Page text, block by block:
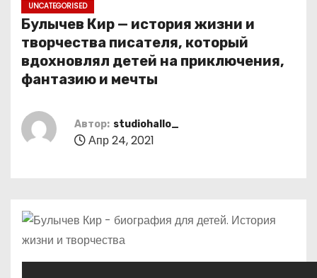
UNCATEGORISED
Булычев Кир — история жизни и
творчества писателя, который
вдохновлял детей на приключения,
фантазию и мечты
Автор: studiohallo_
Апр 24, 2021